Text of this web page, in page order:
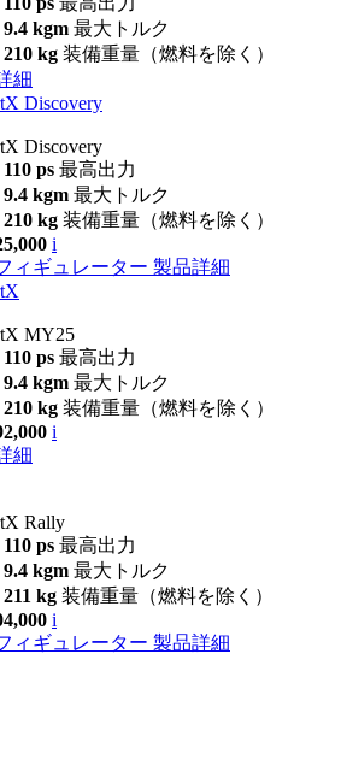
9.4 kgm 最大トルク
210 kg 装備重量（燃料を除く）
細
Discovery
Discovery
110 ps 最高出力
9.4 kgm 最大トルク
210 kg 装備重量（燃料を除く）
i
ィギュレーター 製品詳細
MY25
110 ps 最高出力
9.4 kgm 最大トルク
210 kg 装備重量（燃料を除く）
i
細
Rally
110 ps 最高出力
9.4 kgm 最大トルク
211 kg 装備重量（燃料を除く）
i
ィギュレーター 製品詳細